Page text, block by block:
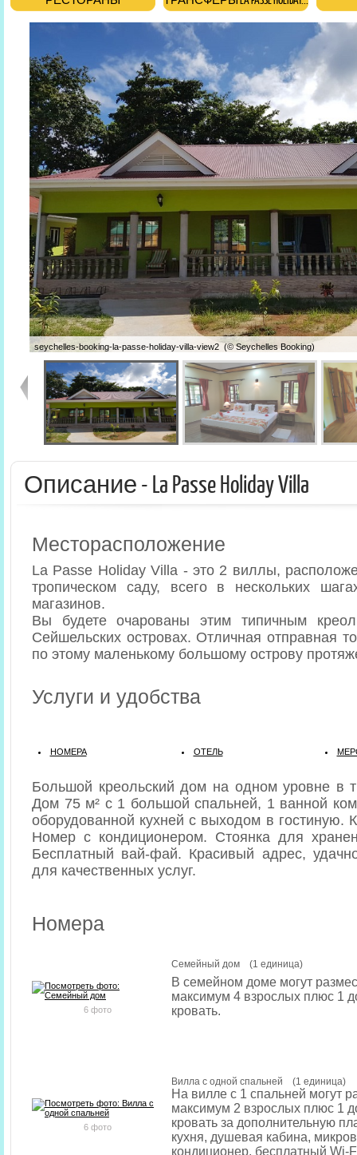
seychelles-booking-la-passe-holiday-villa-view2 (© Seychelles Booking)
Описание - La Passe Holiday Villa
Месторасположение
La Passe Holiday Villa - это 2 виллы,
тропическом саду, всего в нескольких
магазинов.
Вы будете очарованы этим типичным
Сейшельских островах. Отличная отправная
по этому маленькому большому острову
Услуги и удобства
НОМЕРА ОТЕЛЬ
Большой креольский дом на одном уровне в
Дом 75 м² с 1 большой спальней, 1 ванной
оборудованной кухней с выходом в гостиную.
Номер с кондиционером. Стоянка для
Бесплатный вай-фай. Красивый адрес,
для качественных услуг.
Номера
6 фото
Семейный дом (1 единица)
В семейном доме могут
максимум 4 взрослых плюс 1
кровать.
6 фото
Вилла с одной спальней (1 единица)
На вилле с 1 спальней могут
максимум 2 взрослых плюс 1
кровать за дополнительную
кухня, душевая кабина,
кондиционер, бесплатный Wi-